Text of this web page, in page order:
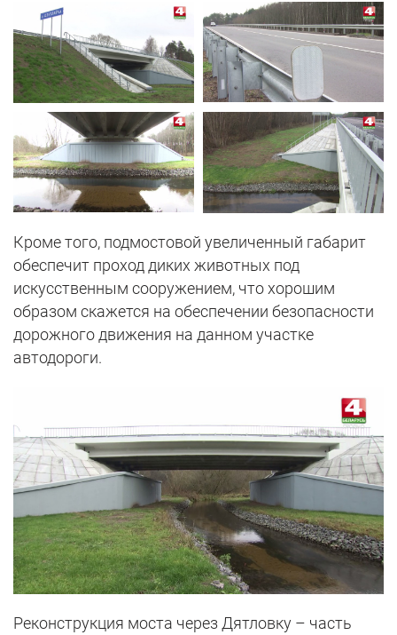
Кроме того, подмостовой увеличенный габарит
обеспечит проход диких животных под
искусственным сооружением, что хорошим
образом скажется на обеспечении безопасности
дорожного движения на данном участке
автодороги.
Реконструкция моста через Дятловку – часть